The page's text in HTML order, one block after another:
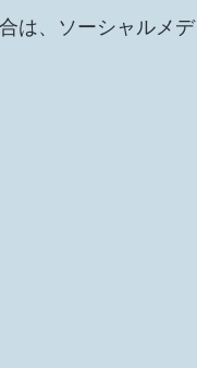
は、ソーシャルメ